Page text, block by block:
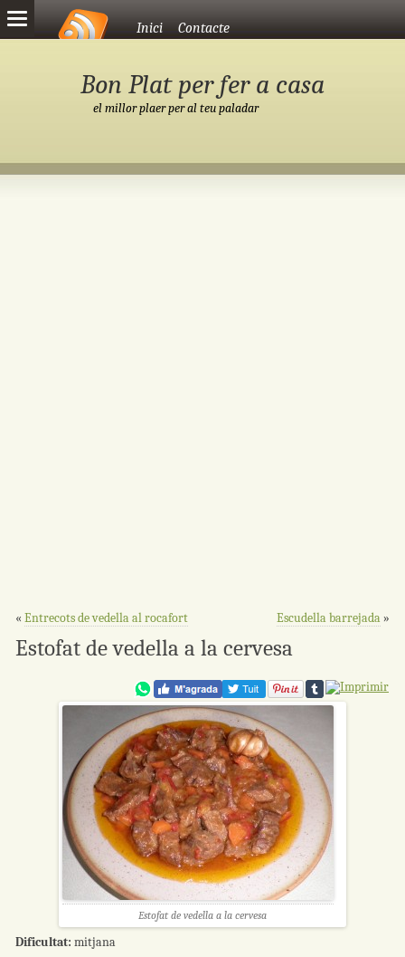
Vés al contingutInici Contacte
Bon Plat per fer a casa
el millor plaer per al teu paladar
« Entrecots de vedella al rocafort Escudella barrejada»
Estofat de vedella a la cervesa
Estofat de vedella a la cervesa
Dificultat: mitjana